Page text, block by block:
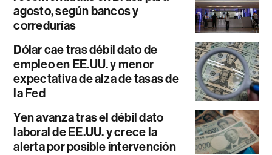
agosto, según bancos y
corredurías
Dólar cae tras débil dato de
empleo en EE.UU. y menor
expectativa de alza de tasas de
la Fed
Yen avanza tras el débil dato
laboral de EE.UU. y crece la
alerta por posible intervención